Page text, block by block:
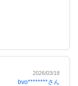
2026/03/18
bvo********さん